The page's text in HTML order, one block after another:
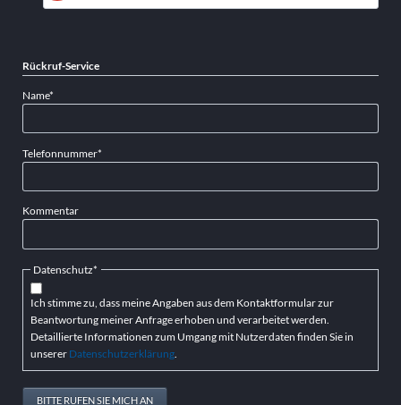
Rückruf-Service
Pflichtfeld
Name*
Pflichtfeld
Telefonnummer*
Kommentar
Pflichtfeld
Datenschutz*
Ich stimme zu, dass meine Angaben aus dem Kontaktformular zur
Beantwortung meiner Anfrage erhoben und verarbeitet werden.
Detaillierte Informationen zum Umgang mit Nutzerdaten finden Sie in
unserer Datenschutzerklärung.
BITTE RUFEN SIE MICH AN